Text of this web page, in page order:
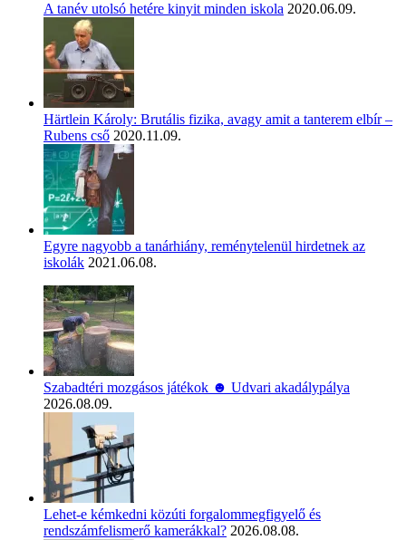
A tanév utolsó hetére kinyit minden iskola 2020.06.09.
Härtlein Károly: Brutális fizika, avagy amit a tanterem elbír –
Rubens cső 2020.11.09.
Egyre nagyobb a tanárhiány, reménytelenül hirdetnek az
iskolák 2021.06.08.
Szabadtéri mozgásos játékok ☻ Udvari akadálypálya
2026.08.09.
Lehet-e kémkedni közúti forgalommegfigyelő és
rendszámfelismerő kamerákkal? 2026.08.08.